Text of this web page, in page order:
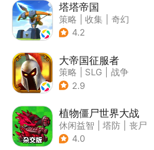
塔塔帝国
策略 收集
奇幻
| 卡通
4.2
大帝国征服者
策略 SLG
战争
| 帝国时代
2.9
植物僵尸世界大战
休闲益智 塔防
丧尸
| 卡通
4.0